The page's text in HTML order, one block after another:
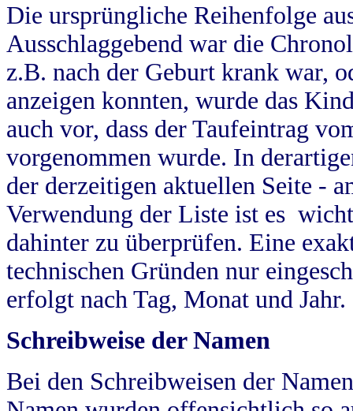
Die ursprüngliche Reihenfolge
Ausschlaggebend war die
z.B. nach der Geburt krank war,
anzeigen konnten, wurde das
auch vor, dass der Taufeintrag
vorgenommen wurde. In
der derzeitigen aktuellen Seite -
Verwendung der Liste ist es
dahinter zu überprüfen. Eine
technischen Gründen nur
erfolgt nach Tag, Monat und Jahr.
Schreibweise der Namen
Bei den Schreibweisen der